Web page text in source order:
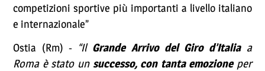
competizioni sportive più importanti a livello italiano
e internazionale”
Ostia (Rm) - “Il Grande Arrivo del Giro d’Italia a
Roma è stato un successo, con tanta emozione per